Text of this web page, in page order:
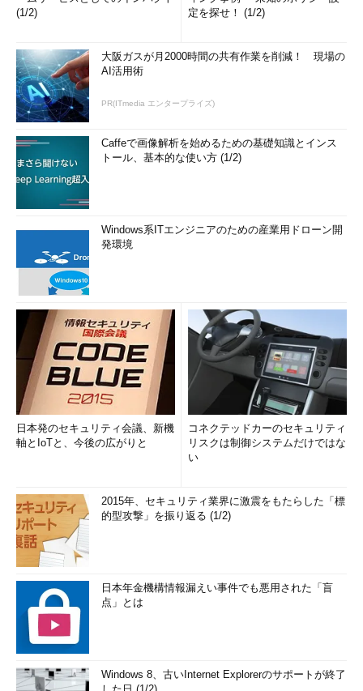
(1/2)
定を探せ！ (1/2)
大阪ガスが月2000時間の共有作業を削減！ 現場の
AI活用術
PR(ITmedia エンタープライズ)
Caffeで画像解析を始めるための基礎知識とインス
トール、基本的な使い方 (1/2)
Windows系ITエンジニアのための産業用ドローン開
発環境
日本発のセキュリティ会議、新機
軸とIoTと、今後の広がりと
コネクテッドカーのセキュリティ
リスクは制御システムだけではな
い
2015年、セキュリティ業界に激震をもたらした「標
的型攻撃」を振り返る (1/2)
日本年金機構情報漏えい事件でも悪用された「盲
点」とは
Windows 8、古いInternet Explorerのサポートが終了